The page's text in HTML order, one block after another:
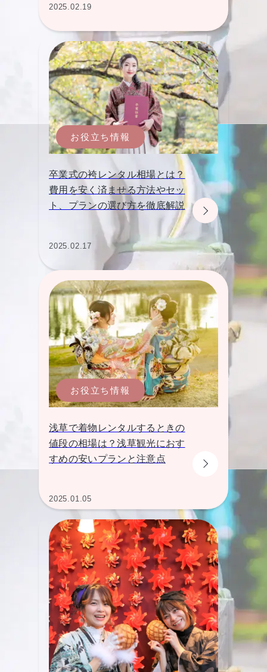
2025.02.19
お役立ち情報
卒業式の袴レンタル相場とは？
費用を安く済ませる方法やセッ
ト、プランの選び方を徹底解説
2025.02.17
お役立ち情報
浅草で着物レンタルするときの
値段の相場は？浅草観光におす
すめの安いプランと注意点
2025.01.05